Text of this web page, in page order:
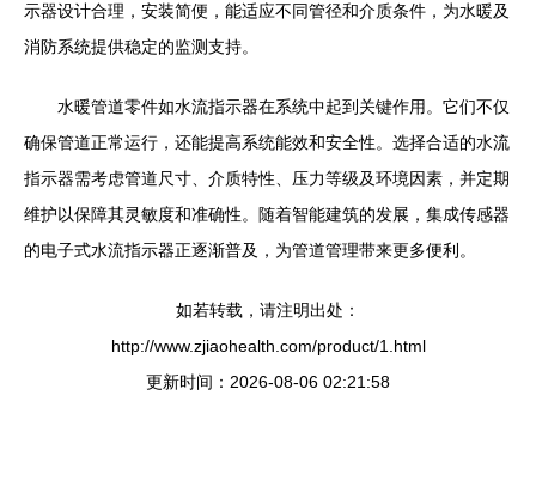
示器设计合理，安装简便，能适应不同管径和介质条件，为水暖及
消防系统提供稳定的监测支持。
水暖管道零件如水流指示器在系统中起到关键作用。它们不仅
确保管道正常运行，还能提高系统能效和安全性。选择合适的水流
指示器需考虑管道尺寸、介质特性、压力等级及环境因素，并定期
维护以保障其灵敏度和准确性。随着智能建筑的发展，集成传感器
的电子式水流指示器正逐渐普及，为管道管理带来更多便利。
如若转载，请注明出处：
http://www.zjiaohealth.com/product/1.html
更新时间：2026-08-06 02:21:58